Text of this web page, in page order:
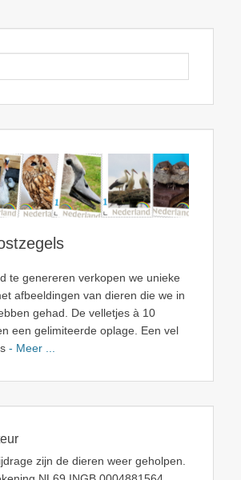
te genereren verkopen we unieke
afbeeldingen van dieren die we in
gehad. De velletjes à 10
een gelimiteerde oplage. Een vel
- Meer ...
zijn de dieren weer geholpen.